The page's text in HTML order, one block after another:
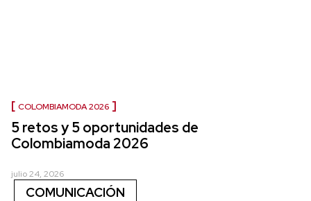
COLOMBIAMODA 2026
5 retos y 5 oportunidades de
Colombiamoda 2026
julio 24, 2026
COMUNICACIÓN